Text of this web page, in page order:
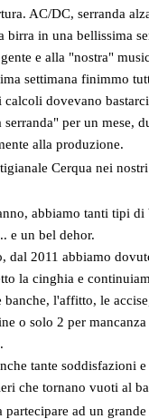
AC/DC, serranda
birra in una bellissima
e alla "nostra"
settimana finimmo
calcoli dovevano
serranda" per un mese,
alla produzione.
Cerqua nei
abbiamo tanti tipi
e un bel dehor.
dal 2011 abbiamo
la cinghia e
l'affitto, le
o solo 2 per
tante soddisfazioni
che tornano vuoti al
ad un